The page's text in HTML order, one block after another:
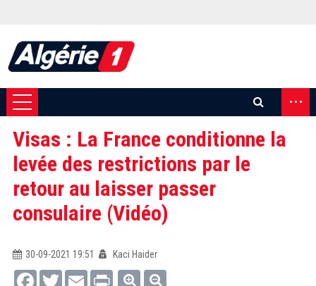
...
Visas : La France conditionne la
levée des restrictions par le
retour au laisser passer
consulaire (Vidéo)
30-09-2021 19:51
Kaci Haider
FacebookTwitterEmail Print